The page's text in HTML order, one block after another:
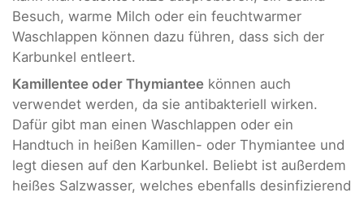
Besuch, warme Milch oder ein feuchtwarmer
Waschlappen können dazu führen, dass sich der
Karbunkel entleert.
Kamillentee oder Thymiantee können auch
verwendet werden, da sie antibakteriell wirken.
Dafür gibt man einen Waschlappen oder ein
Handtuch in heißen Kamillen- oder Thymiantee und
legt diesen auf den Karbunkel. Beliebt ist außerdem
heißes Salzwasser, welches ebenfalls desinfizierend